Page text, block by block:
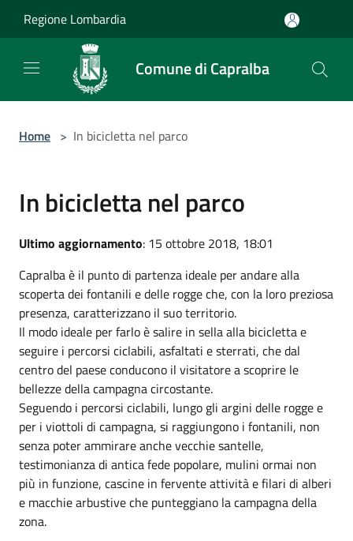
Regione Lombardia
Comune di Capralba
Home > In bicicletta nel parco
In bicicletta nel parco
Ultimo aggiornamento: 15 ottobre 2018, 18:01
Capralba è il punto di partenza ideale per andare alla
scoperta dei fontanili e delle rogge che, con la loro preziosa
presenza, caratterizzano il suo territorio.
Il modo ideale per farlo è salire in sella alla bicicletta e
seguire i percorsi ciclabili, asfaltati e sterrati, che dal
centro del paese conducono il visitatore a scoprire le
bellezze della campagna circostante.
Seguendo i percorsi ciclabili, lungo gli argini delle rogge e
per i viottoli di campagna, si raggiungono i fontanili, non
senza poter ammirare anche vecchie santelle,
testimonianza di antica fede popolare, mulini ormai non
più in funzione, cascine in fervente attività e filari di alberi
e macchie arbustive che punteggiano la campagna della
zona.